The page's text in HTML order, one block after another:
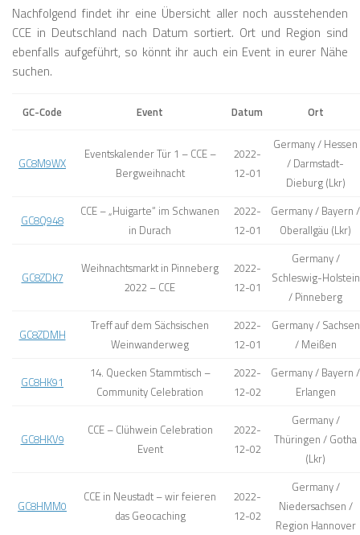
Nachfolgend findet ihr eine Übersicht aller noch ausstehenden
CCE in Deutschland nach Datum sortiert. Ort und Region sind
ebenfalls aufgeführt, so könnt ihr auch ein Event in eurer Nähe
suchen.
GC-Code Event Datum Ort
GC8M9WX
Eventskalender Tür 1 – CCE –
Bergweihnacht
2022-
12-01
Germany / Hessen
/ Darmstadt-
Dieburg (Lkr)
GC8Q948
CCE – „Huigarte“ im Schwanen
in Durach
2022-
12-01
Germany / Bayern /
Oberallgäu (Lkr)
GC8ZDK7
Weihnachtsmarkt in Pinneberg
2022 – CCE
2022-
12-01
Germany /
Schleswig-Holstein
/ Pinneberg
GC8ZDMH
Treff auf dem Sächsischen
Weinwanderweg
2022-
12-01
Germany / Sachsen
/ Meißen
GC8HK91
14. Quecken Stammtisch –
Community Celebration
2022-
12-02
Germany / Bayern /
Erlangen
GC8HKV9
CCE – Clühwein Celebration
Event
2022-
12-02
Germany /
Thüringen / Gotha
(Lkr)
GC8HMM0
CCE in Neustadt – wir feieren
das Geocaching
2022-
12-02
Germany /
Niedersachsen /
Region Hannover